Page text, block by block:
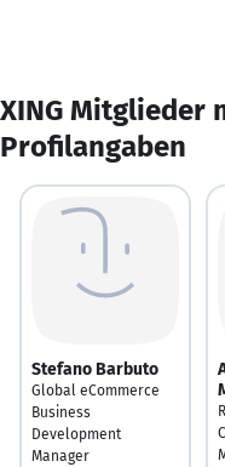
XING Mitglieder
Profilangaben
Stefano Barbuto
Global eCommerce
Business
Development
Manager